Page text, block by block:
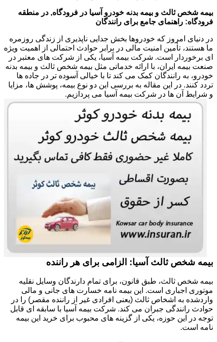
بیمه شخص ثالث و بیمه بدنه خودرو آسیا در فرودگاه, در منطقه
فرودگاه: راهنمای جامع برای رانندگان
در دنیای امروز که خودروها بخش جدایی ناپذیری از زندگی روزمره
ما هستند، تأمین امنیت مالی در برابر حوادث احتمالی از اهمیت ویژه
ای برخوردار است. شرکت بیمه آسیا، یکی از شرکت های معتبر در
صنعت بیمه ایران، با ارائه خدماتی مثل بیمه شخص ثالث و بیمه بدنه
خودرو، به رانندگان کمک می کند تا با خیالی آسوده تر در جاده ها
تردد کنند. در این مقاله به بررسی این دو نوع بیمه، پوشش ها، مزایا
و شرایط آن ها در شرکت بیمه آسیا می پردازیم.
بیمه شخص ثالث آسیا: الزامی برای هر راننده
بیمه شخص ثالث، طبق قانون، برای تمام دارندگان وسایل نقلیه
موتوری اجباری است. این بیمه نامه خسارت های جانی و مالی
واردشده به اشخاص ثالث (یعنی افرادی غیر از راننده مقصر) را در
حوادث رانندگی جبران می کند. شرکت بیمه آسیا با سابقه ای قابل
توجه در این حوزه، یکی از گزینه های محبوب برای خرید این بیمه
نامه است.